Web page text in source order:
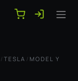
/TESLA / MODEL Y